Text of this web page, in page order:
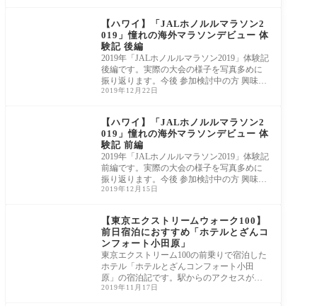
同時開催されるエキスポの様子にも触れて
いきます。
【ハワイ】「JALホノルルマラソン2
019」憧れの海外マラソンデビュー 体
験記 後編
2019年「JALホノルルマラソン2019」体験記
後編です。実際の大会の様子を写真多めに
振り返ります。今後 参加検討中の方 興味が
ある方は すきま時間のおともにどうぞ。
2019年12月22日
【ハワイ】「JALホノルルマラソン2
019」憧れの海外マラソンデビュー 体
験記 前編
2019年「JALホノルルマラソン2019」体験記
前編です。実際の大会の様子を写真多めに
振り返ります。今後 参加検討中の方 興味が
ある方は すきま時間のおともにどうぞ。
2019年12月15日
【東京エクストリームウォーク100】
前日宿泊におすすめ「ホテルとざんコ
ンフォート小田原」
東京エクストリーム100の前乗りで宿泊した
ホテル「ホテルとざんコンフォート小田
原」の宿泊記です。駅からのアクセスが良
い清潔感のあるホテルでした。シャワーブ
2019年11月17日